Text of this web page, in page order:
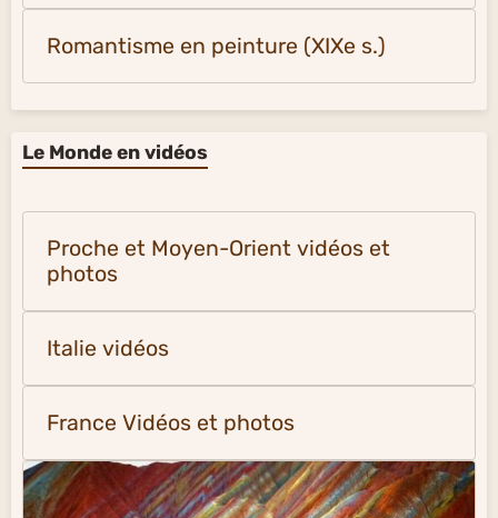
Romantisme en peinture (XIXe s.)
Le Monde en vidéos
Proche et Moyen-Orient vidéos et
photos
Italie vidéos
France Vidéos et photos